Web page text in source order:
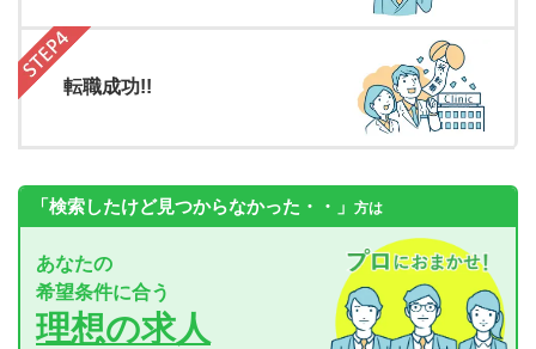
転職成功!!
「検索したけど見つからなかった・・」 方は
あなたの
希望条件に合う
理想の求人